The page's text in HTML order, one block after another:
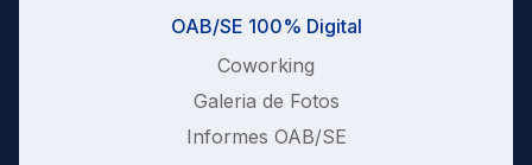
OAB/SE 100% Digital
Coworking
Galeria de Fotos
Informes OAB/SE